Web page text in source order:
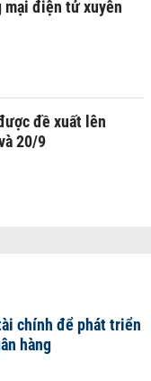
mại điện tử xuyên
đề xuất lên
20/9
chính để phát triển
hàng